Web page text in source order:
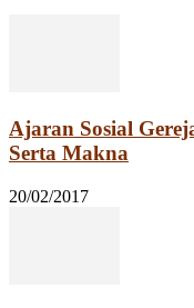
Ajaran Sosial
Serta Makna
20/02/2017